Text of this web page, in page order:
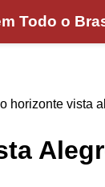
Todo o
vista